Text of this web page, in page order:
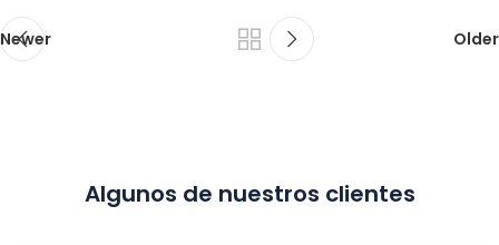
Newer Older
Algunos de nuestros clientes